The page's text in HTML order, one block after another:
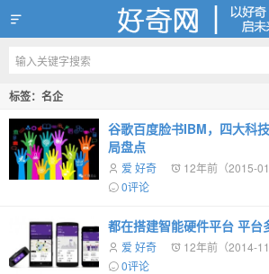
好奇网
标签：名企
谷歌百度脸书IBM，四大科
局盘点
爱 好奇 12年前（2015-
0评论
都在搭建智能硬件平台 平台
爱 好奇 12年前（2014-
0评论